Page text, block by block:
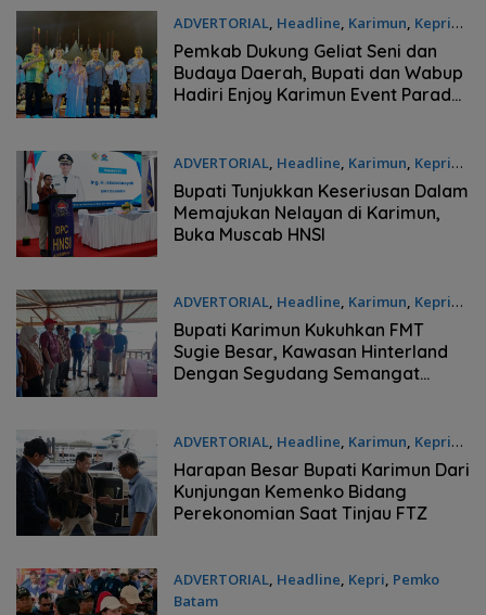
ADVERTORIAL, Headline, Karimun, Kepri
Senin, 22/06/2026 - 20:19 WIB
Pemkab Dukung Geliat Seni dan
Budaya Daerah, Bupati dan Wabup
Hadiri Enjoy Karimun Event Parade
ADVERTORIAL, Headline, Karimun, Kepri
Senin, 22/06/2026 - 19:18 WIB
Bupati Tunjukkan Keseriusan Dalam
Memajukan Nelayan di Karimun,
Buka Muscab HNSI
ADVERTORIAL, Headline, Karimun, Kepri
Senin, 22/06/2026 - 15:44 WIB
Bupati Karimun Kukuhkan FMT
Sugie Besar, Kawasan Hinterland
Dengan Segudang Semangat
ADVERTORIAL, Headline, Karimun, Kepri
Senin, 22/06/2026 - 14:28 WIB
Harapan Besar Bupati Karimun Dari
Kunjungan Kemenko Bidang
Perekonomian Saat Tinjau FTZ
ADVERTORIAL, Headline, Kepri, Pemko
Batam